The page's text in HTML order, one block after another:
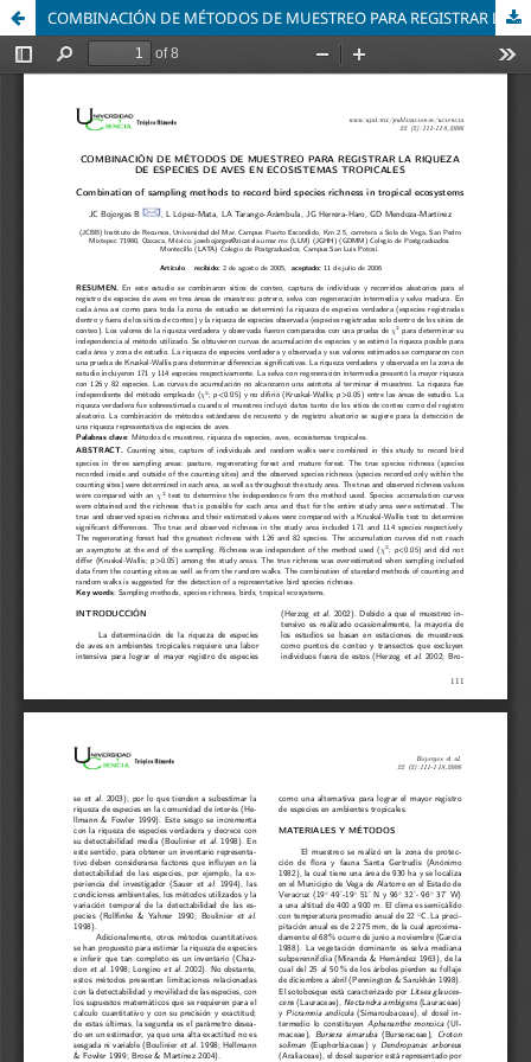
COMBINACIÓN DE MÉTODOS DE MUESTREO PARA REGISTRAR LA RIQUEZA DE ESPECIES DE AVES EN ECOSISTEMAS TROPICALES